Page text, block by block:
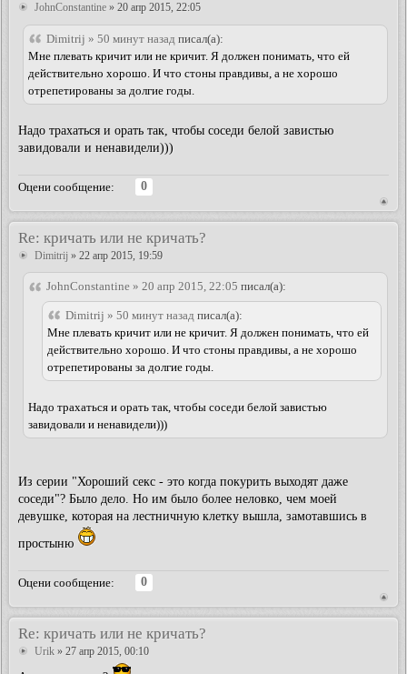
JohnConstantine » 20 апр 2015, 22:05
Dimitrij » 50 минут назад писал(а):
Мне плевать кричит или не кричит. Я должен понимать, что ей
действительно хорошо. И что стоны правдивы, а не хорошо
отрепетированы за долгие годы.
Надо трахаться и орать так, чтобы соседи белой завистью
завидовали и ненавидели)))
Оцени сообщение:
0
Re: кричать или не кричать?
Dimitrij » 22 апр 2015, 19:59
JohnConstantine » 20 апр 2015, 22:05 писал(а):
Dimitrij » 50 минут назад писал(а):
Мне плевать кричит или не кричит. Я должен понимать, что ей
действительно хорошо. И что стоны правдивы, а не хорошо
отрепетированы за долгие годы.
Надо трахаться и орать так, чтобы соседи белой завистью
завидовали и ненавидели)))
Из серии "Хороший секс - это когда покурить выходят даже
соседи"? Было дело. Но им было более неловко, чем моей
девушке, которая на лестничную клетку вышла, замотавшись в
простыню
Оцени сообщение:
0
Re: кричать или не кричать?
Urik » 27 апр 2015, 00:10